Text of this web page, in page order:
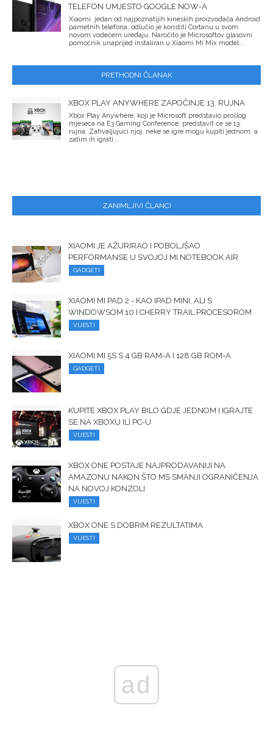
TELEFON UMJESTO GOOGLE NOW-A
Xiaomi, jedan od najpoznatijih kineskih proizvođača Android
pametnih telefona, odlučio je koristiti Cortanu u svom
novom vodećem uređaju. Naročito je Microsoftov glasovni
pomoćnik unaprijed instaliran u Xiaomi Mi Mix model...
PRETHODNI ČLANAK
XBOX PLAY ANYWHERE ZAPOČINJE 13. RUJNA
Xbox Play Anywhere, koji je Microsoft predstavio prošlog
mjeseca na E3 Gaming Conference, predstavit će se 13.
rujna. Zahvaljujući njoj, neke se igre mogu kupiti jednom, a
zatim ih igrati...
ZANIMLJIVI ČLANCI
XIAOMI JE AŽURIRAO I POBOLJŠAO
PERFORMANSE U SVOJOJ MI NOTEBOOK AIR
GADGETI
XIAOMI MI PAD 2 - KAO IPAD MINI, ALI S
WINDOWSOM 10 I CHERRY TRAIL PROCESOROM
VIJESTI
XIAOMI MI 5S S 4 GB RAM-A I 128 GB ROM-A
GADGETI
KUPITE XBOX PLAY BILO GDJE JEDNOM I IGRAJTE
SE NA XBOXU ILI PC-U
VIJESTI
XBOX ONE POSTAJE NAJPRODAVANIJI NA
AMAZONU NAKON ŠTO MS SMANJI OGRANIČENJA
NA NOVOJ KONZOLI
VIJESTI
XBOX ONE S DOBRIM REZULTATIMA
VIJESTI
ad